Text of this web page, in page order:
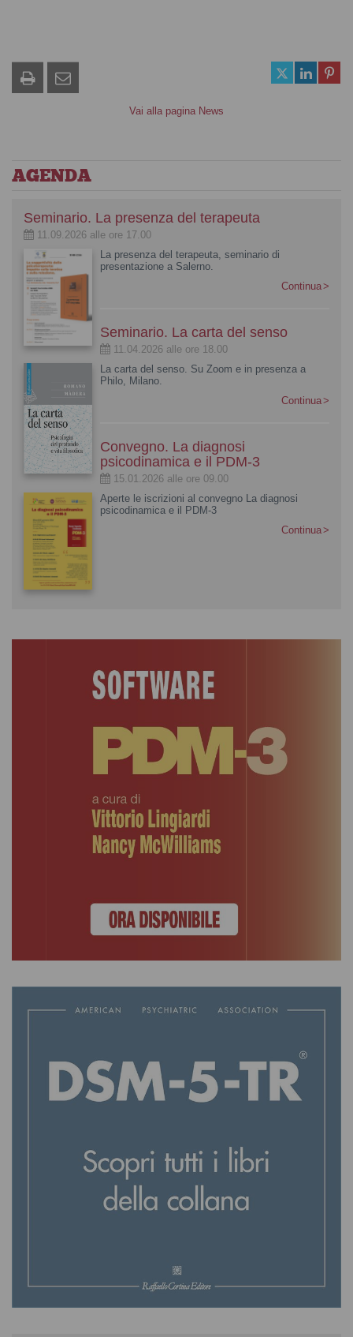
Vai alla pagina News
AGENDA
Seminario. La presenza del terapeuta
11.09.2026 alle ore 17.00
La presenza del terapeuta, seminario di
presentazione a Salerno.
Continua
Seminario. La carta del senso
11.04.2026 alle ore 18.00
La carta del senso. Su Zoom e in presenza a
Philo, Milano.
Continua
Convegno. La diagnosi
psicodinamica e il PDM-3
15.01.2026 alle ore 09.00
Aperte le iscrizioni al convegno La diagnosi
psicodinamica e il PDM-3
Continua